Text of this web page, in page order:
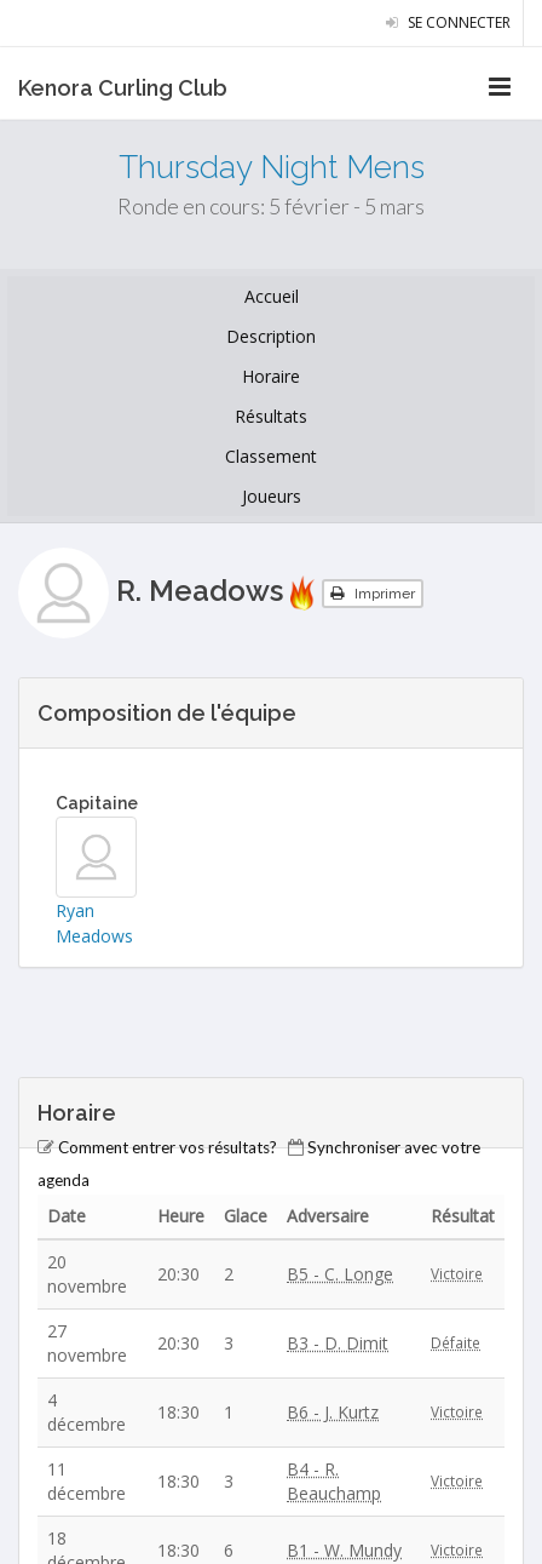
SE CONNECTER
Kenora Curling Club
Thursday Night Mens
Ronde en cours: 5 février - 5 mars
Accueil
Description
Horaire
Résultats
Classement
Joueurs
R. Meadows Imprimer
Composition de l'équipe
Capitaine
Ryan
Meadows
Horaire
Comment entrer vos résultats?
Synchroniser avec votre
agenda
Date Heure Glace Adversaire
Résultat
20
novembre
20:30 2 B5 - C. Longe Victoire
27
novembre
20:30 3 B3 - D. Dimit Défaite
4
décembre
18:30 1 B6 - J. Kurtz Victoire
11
décembre
18:30 3
B4 - R.
Beauchamp
Victoire
18
18:30 6 B1 - W. Mundy Victoire